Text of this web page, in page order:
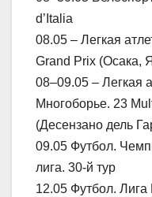
d’Italia
08.05 – Легкая
Grand Prix (Осака,
08–09.05 – Легкая
Многоборье. 23
(Десензано дель
09.05 Футбол.
лига. 30-й тур
12.05 Футбол.